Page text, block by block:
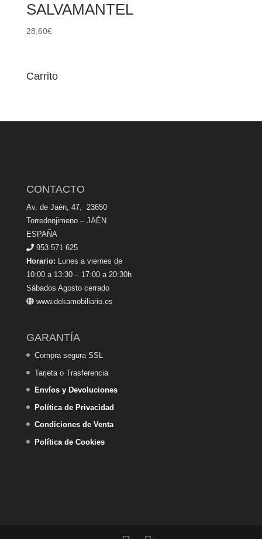
SALVAMANTEL
28,60€
Carrito
CONTACTO
Av. de Jaén, 47, 23650
Torredonjimeno – JAÉN
ESPAÑA
953 571 625
Horario: Lunes a viernes de
10:00 a 13:30 – 17:00 a 20:30h
Sábados Agosto cerrado
www.dekamobiliario.es
GARANTÍA
Compra segura SSL
Tarjeta o Trasferencia
Envíos y Devoluciones
Política de Privacidad
Condiciones de Venta
Política de Cookies